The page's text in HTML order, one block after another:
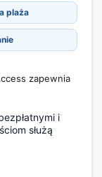
plaża
zapewnia
i
służą